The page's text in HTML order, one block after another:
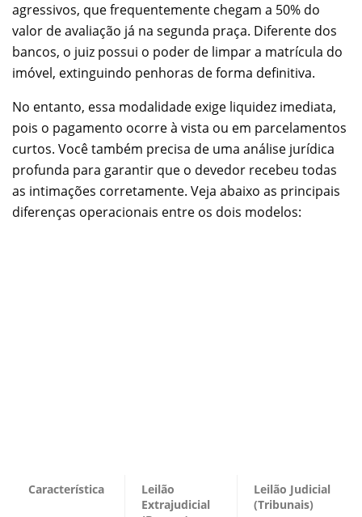
agressivos, que frequentemente chegam a 50% do
valor de avaliação já na segunda praça. Diferente dos
bancos, o juiz possui o poder de limpar a matrícula do
imóvel, extinguindo penhoras de forma definitiva.
No entanto, essa modalidade exige liquidez imediata,
pois o pagamento ocorre à vista ou em parcelamentos
curtos. Você também precisa de uma análise jurídica
profunda para garantir que o devedor recebeu todas
as intimações corretamente. Veja abaixo as principais
diferenças operacionais entre os dois modelos:
Característica
Leilão
Extrajudicial
Leilão Judicial
(Tribunais)